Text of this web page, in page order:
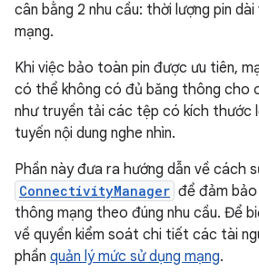
cân bằng 2 nhu cầu: thời lượng pin
mạng.
Khi việc bảo toàn pin được ưu tiên,
có thể không có đủ băng thông cho
như truyền tải các tệp có kích thước
tuyến nội dung nghe nhìn.
Phần này đưa ra hướng dẫn về cách
ConnectivityManager để đảm
thông mạng theo đúng nhu cầu. Để
về quyền kiểm soát chi tiết các tài
phần quản lý mức sử dụng mạng.